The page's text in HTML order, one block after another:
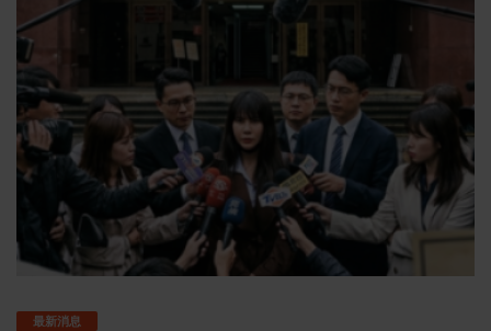
最新消息